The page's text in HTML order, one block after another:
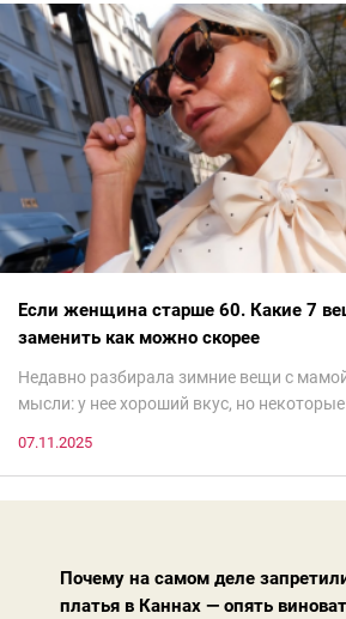
Если женщина старше 60. Какие 7
заменить как можно скорее
Недавно разбирала зимние вещи с
мысли: у нее хороший вкус, но
добавляют ей лет.И проблема не в том,
моды. Вовсе нет.Проблема в том, что
07.11.2025
Почему на самом деле
платья в Каннах — опять